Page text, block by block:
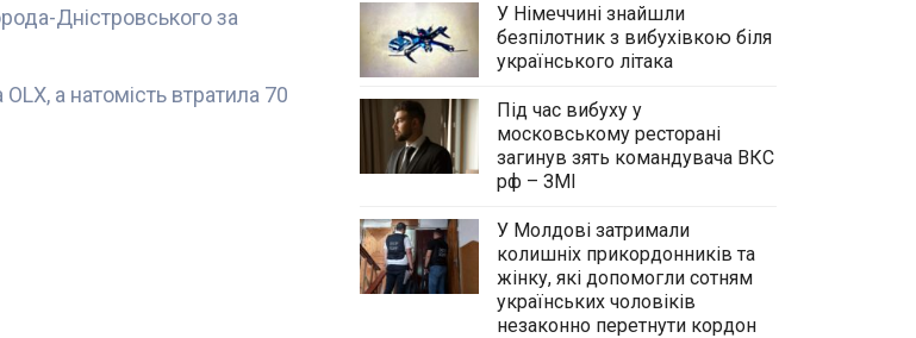
Дністровського за
а натомість втратила 70
У Німеччині знайшли
безпілотник з вибухівкою біля
українського літака
Під час вибуху у
московському ресторані
загинув зять командувача ВКС
рф – ЗМІ
У Молдові затримали
колишніх прикордонників та
жінку, які допомогли сотням
українських чоловіків
незаконно перетнути кордон